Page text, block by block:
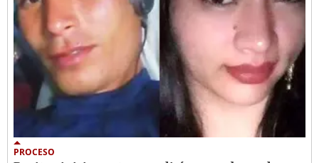
PROCESO